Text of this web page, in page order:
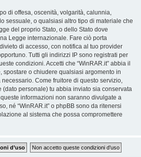
di offesa, oscenità, volgarità, calunnia,
sessuale, o qualsiasi altro tipo di materiale che
del proprio Stato, o dello Stato dove
Legge internazionale. Fare ciò porta
di accesso, con notifica al tuo provider
Tutti gli indirizzi IP sono registrati per
condizioni. Accetti che “WinRAR.it” abbia il
spostare o chiudere qualsiasi argomento in
Come fruitore di questo servizio,
(dato personale) tu abbia inviato sia conservata
informazioni non saranno divulgate a
né “WinRAR.it” o phpBB sono da ritenersi
al sistema che possa compromettere